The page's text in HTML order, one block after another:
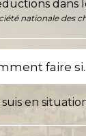
dans
nationale des
faire
suis en